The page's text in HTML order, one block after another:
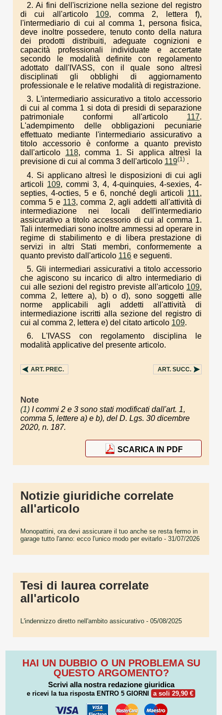
2. Ai fini dell'iscrizione nella sezione del registro
di cui all'articolo 109, comma 2, lettera f),
l'intermediario di cui al comma 1, persona fisica,
deve inoltre possedere, tenuto conto della natura
dei prodotti distribuiti, adeguate cognizioni e
capacità professionali individuate e accertate
secondo le modalità definite con regolamento
adottato dall'IVASS, con il quale sono altresì
disciplinati gli obblighi di aggiornamento
professionale e le relative modalità di registrazione.
3. L'intermediario assicurativo a titolo accessorio
di cui al comma 1 si dota di presidi di separazione
patrimoniale conformi all'articolo 117.
L'adempimento delle obbligazioni pecuniarie
effettuato mediante l'intermediario assicurativo a
titolo accessorio è conforme a quanto previsto
dall'articolo 118, comma 1. Si applica altresì la
previsione di cui al comma 3 dell'articolo 119(1) .
4. Si applicano altresì le disposizioni di cui agli
articoli 109, commi 3, 4, 4-quinquies, 4-sexies, 4-
septies, 4-octies, 5 e 6, nonché degli articoli 111,
comma 5 e 113, comma 2, agli addetti all'attività di
intermediazione nei locali dell'intermediario
assicurativo a titolo accessorio di cui al comma 1.
Tali intermediari sono inoltre ammessi ad operare in
regime di stabilimento e di libera prestazione di
servizi in altri Stati membri, conformemente a
quanto previsto dall'articolo 116 e seguenti.
5. Gli intermediari assicurativi a titolo accessorio
che agiscono su incarico di altro intermediario di
cui alle sezioni del registro previste all'articolo 109,
comma 2, lettere a), b) o d), sono soggetti alle
norme applicabili agli addetti all'attività di
intermediazione iscritti alla sezione del registro di
cui al comma 2, lettera e) del citato articolo 109.
6. L'IVASS con regolamento disciplina le
modalità applicative del presente articolo.
ART. PREC. ART. SUCC.
Note
(1) I commi 2 e 3 sono stati modificati dall'art. 1,
comma 5, lettere a) e b), del D. Lgs. 30 dicembre
2020, n. 187.
SCARICA IN PDF
Notizie giuridiche correlate
all'articolo
Monopattini, ora devi assicurare il tuo anche se resta fermo in
garage tutto l'anno: ecco l'unico modo per evitarlo - 31/07/2026
Tesi di laurea correlate
all'articolo
L'indennizzo diretto nell'ambito assicurativo - 05/08/2025
HAI UN DUBBIO O UN PROBLEMA SU
QUESTO ARGOMENTO?
Scrivi alla nostra redazione giuridica
e ricevi la tua risposta ENTRO 5 GIORNI a soli 29,90 €